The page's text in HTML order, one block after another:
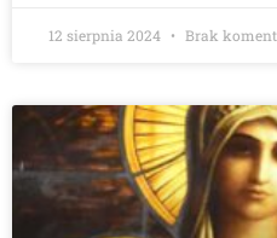
12 sierpnia 2024 Brak